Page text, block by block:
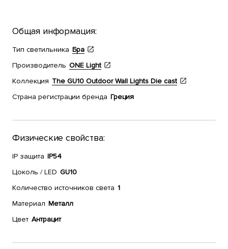
Общая информация:
Тип светильника Бра
Производитель ONE Light
Коллекция The GU10 Outdoor Wall Lights Die cast
Страна регистрации бренда Греция
Физические свойства:
IP защита IP54
Цоколь / LED GU10
Количество источников света 1
Материал Металл
Цвет Антрацит